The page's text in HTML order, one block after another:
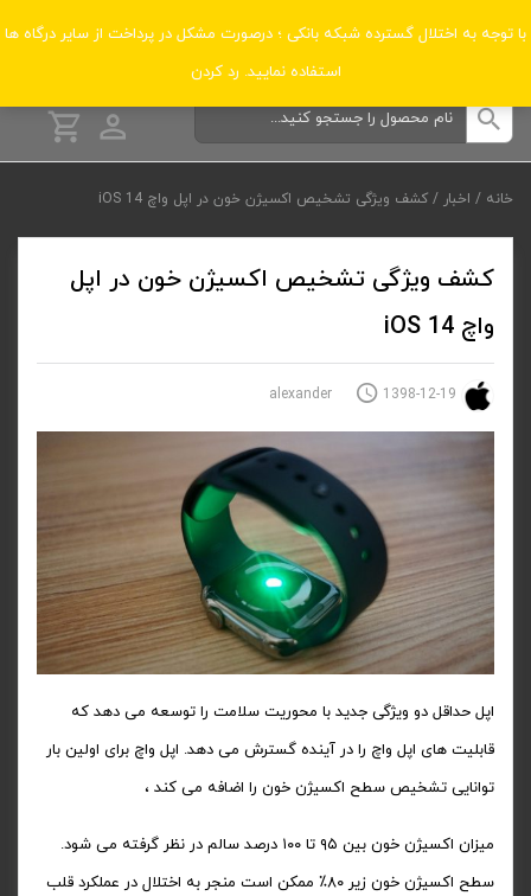
با توجه به اختلال گسترده شبکه بانکی ؛ درصورت مشکل در پرداخت از سایر درگاه ها
استفاده نمایید. رد کردن
دسته‌بندی‌ها
خانه / اخبار / کشف ویژگی تشخیص اکسیژن خون در اپل واچ iOS 14
کشف ویژگی تشخیص اکسیژن خون در اپل
واچ iOS 14
1398-12-19
اپل حداقل دو ویژگی جدید با محوریت سلامت را توسعه می دهد که
قابلیت های اپل واچ را در آینده گسترش می دهد. اپل واچ برای اولین بار
توانایی تشخیص سطح اکسیژن خون را اضافه می کند ،
میزان اکسیژن خون بین ۹۵ تا ۱۰۰ درصد سالم در نظر گرفته می شود.
سطح اکسیژن خون زیر ۸۰٪ ممکن است منجر به اختلال در عملکرد قلب